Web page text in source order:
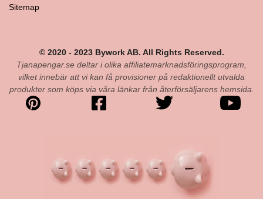
Sitemap
© 2020 - 2023 Bywork AB. All Rights Reserved.
Tjanapengar.se deltar i olika affiliatemarknadsföringsprogram,
vilket innebär att vi kan få provisioner på redaktionellt utvalda
produkter som köps via våra länkar från återförsäljarens hemsida.